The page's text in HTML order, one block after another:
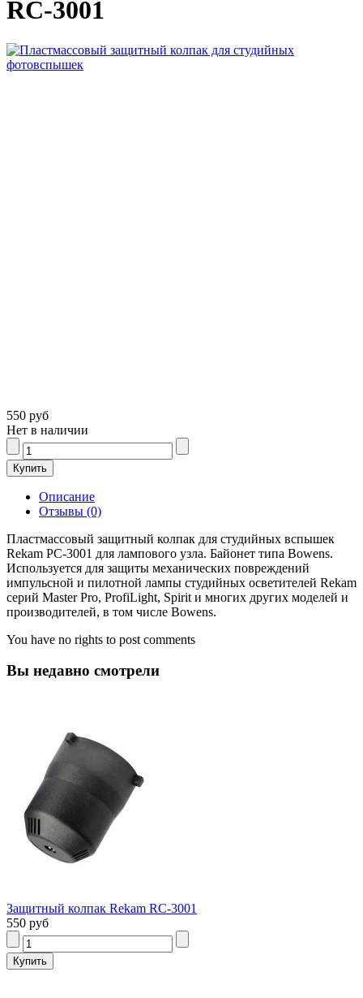
RC-3001
550 руб
Нет в наличии
Описание
Отзывы (0)
Пластмассовый защитный колпак для студийных вспышек
Rekam PC-3001 для лампового узла. Байонет типа Bowens.
Используется для защиты механических повреждений
импульсной и пилотной лампы студийных осветителей Rekam
серий Master Pro, ProfiLight, Spirit и многих других моделей и
производителей, в том числе Bowens.
You have no rights to post comments
Вы недавно смотрели
Защитный колпак Rekam RC-3001
550 руб